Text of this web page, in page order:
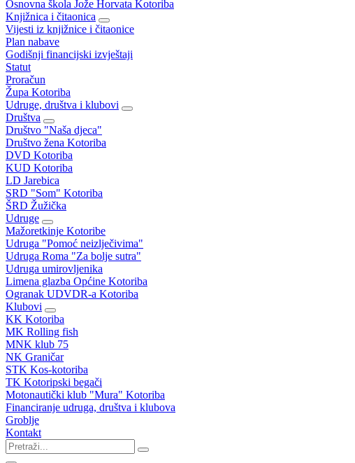
Osnovna škola Jože Horvata Kotoriba
Knjižnica i čitaonica
Vijesti iz knjižnice i čitaonice
Plan nabave
Godišnji financijski izvještaji
Statut
Proračun
Župa Kotoriba
Udruge, društva i klubovi
Društva
Društvo "Naša djeca"
Društvo žena Kotoriba
DVD Kotoriba
KUD Kotoriba
LD Jarebica
SRD "Som" Kotoriba
ŠRD Žužička
Udruge
Mažoretkinje Kotoribe
Udruga "Pomoć neizlječivima"
Udruga Roma "Za bolje sutra"
Udruga umirovljenika
Limena glazba Općine Kotoriba
Ogranak UDVDR-a Kotoriba
Klubovi
KK Kotoriba
MK Rolling fish
MNK klub 75
NK Graničar
STK Kos-kotoriba
TK Kotoripski begači
Motonautički klub "Mura" Kotoriba
Financiranje udruga, društva i klubova
Groblje
Kontakt